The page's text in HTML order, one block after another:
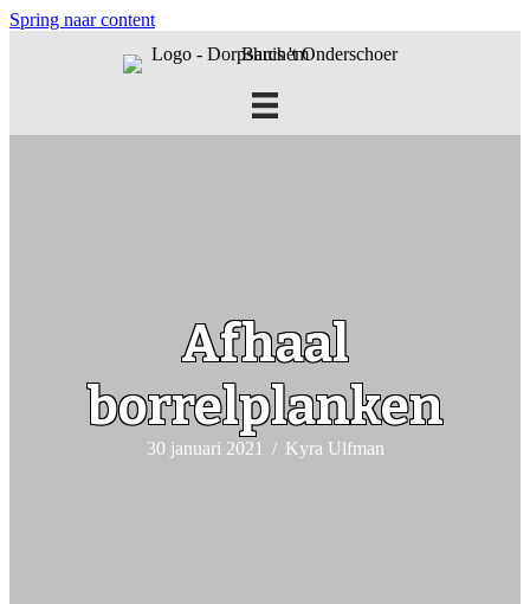
Spring naar content
Afhaal
borrelplanken
30 januari 2021 / Kyra Ulfman